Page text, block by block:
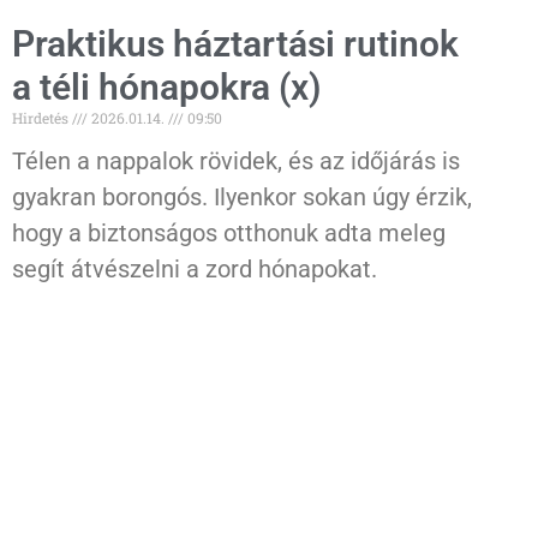
Praktikus háztartási rutinok
a téli hónapokra (x)
Hirdetés 2026.01.14. 09:50
Télen a nappalok rövidek, és az időjárás is
gyakran borongós. Ilyenkor sokan úgy érzik,
hogy a biztonságos otthonuk adta meleg
segít átvészelni a zord hónapokat.